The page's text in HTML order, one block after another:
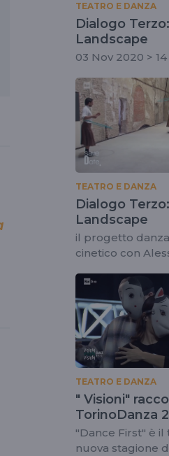
TEATRO E DANZA
Dialogo
Landscape
03 Nov 2020 >
TEATRO E DANZA
Dialogo
Landscape
il progetto
cinetico con
TEATRO E DANZA
" Visioni"
TorinoDanza
"Dance First" è
nuova stagione